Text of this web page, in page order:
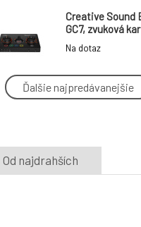
Creative Sound
GC7, zvuková
prevodník a
herné konzoly,
Na dotaz
Creative Sound
USB, externá
Ďalšie najpredávanejšie
Od najdrahších